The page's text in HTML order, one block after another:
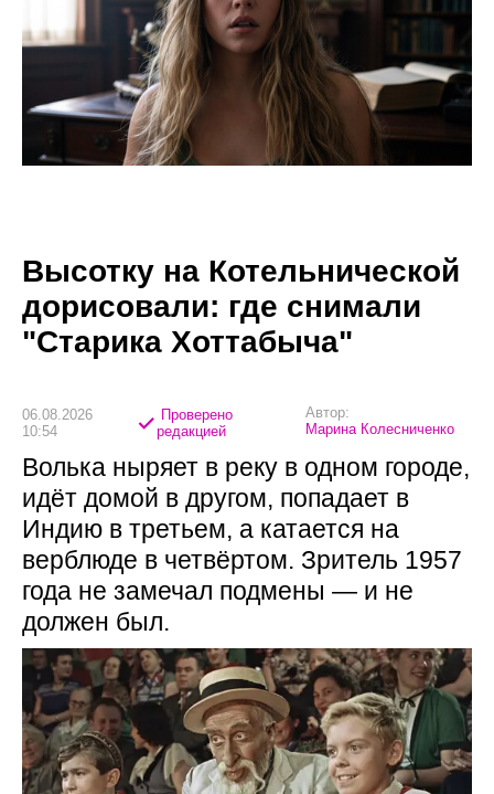
Высотку на Котельнической
дорисовали: где снимали
"Старика Хоттабыча"
06.08.2026
10:54
Проверено
редакцией
Автор:
Марина Колесниченко
Волька ныряет в реку в одном городе,
идёт домой в другом, попадает в
Индию в третьем, а катается на
верблюде в четвёртом. Зритель 1957
года не замечал подмены — и не
должен был.